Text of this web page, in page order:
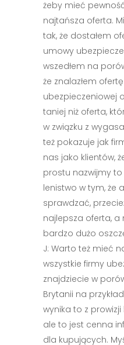
żeby mieć
najtańsza oferta.
tak, że dostałem
umowy
wszedłem na
że znalazłem
ubezpieczeniowej
taniej niż oferta,
w związku z
też pokazuje jak
nas jako klientów,
prostu nazwijmy
lenistwo w tym, że
sprawdzać,
najlepsza oferta, a
bardzo dużo
J: Warto też mieć
wszystkie firmy
znajdziecie w
Brytanii na
wynika to z prowizji
ale to jest cenna
dla kupujących.